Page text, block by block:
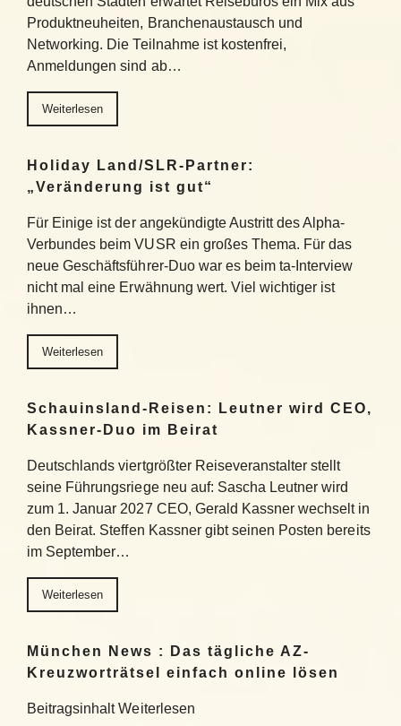
Produktneuheiten, Branchenaustausch und
Networking. Die Teilnahme ist kostenfrei,
Anmeldungen sind ab…
Weiterlesen
Holiday Land/SLR-Partner:
„Veränderung ist gut“
Für Einige ist der angekündigte Austritt des Alpha-
Verbundes beim VUSR ein großes Thema. Für das
neue Geschäftsführer-Duo war es beim ta-Interview
nicht mal eine Erwähnung wert. Viel wichtiger ist
ihnen…
Weiterlesen
Schauinsland-Reisen: Leutner wird CEO,
Kassner-Duo im Beirat
Deutschlands viertgrößter Reiseveranstalter stellt
seine Führungsriege neu auf: Sascha Leutner wird
zum 1. Januar 2027 CEO, Gerald Kassner wechselt in
den Beirat. Steffen Kassner gibt seinen Posten bereits
im September…
Weiterlesen
München News : Das tägliche AZ-
Kreuzworträtsel einfach online lösen
Beitragsinhalt Weiterlesen